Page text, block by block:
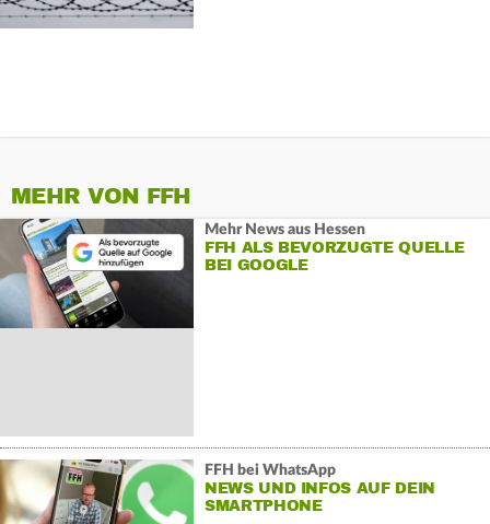
MEHR VON FFH
Mehr News aus Hessen
FFH ALS BEVORZUGTE QUELLE
BEI GOOGLE
FFH bei WhatsApp
NEWS UND INFOS AUF DEIN
SMARTPHONE